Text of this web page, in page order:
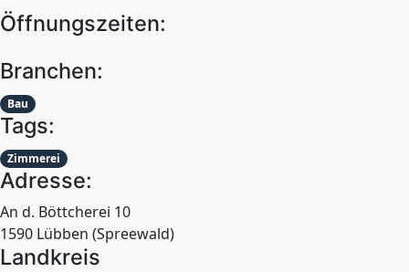
Öffnungszeiten:
Branchen:
Bau
Tags:
Zimmerei
Adresse:
An d. Böttcherei 10
1590 Lübben (Spreewald)
Landkreis